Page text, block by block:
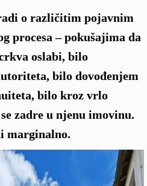
o različitim pojavnim
procesa – pokušajima da
oslabi, bilo
bilo dovođenjem
bilo kroz vrlo
zadre u njenu imovinu.
marginalno.